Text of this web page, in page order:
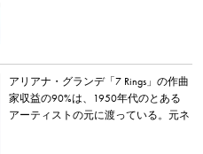
アリアナ・グランデ「7 Rings」の作曲
家収益の90%は、1950年代のとある
アーティストの元に渡っている。元ネ